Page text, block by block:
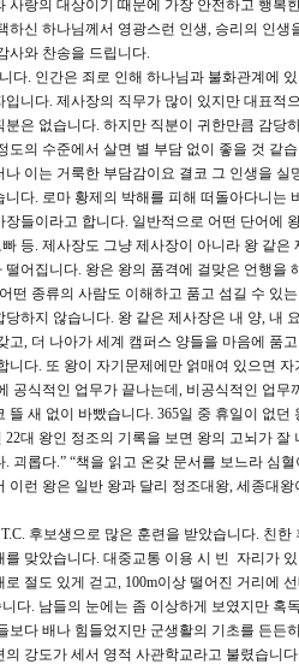
사랑의 대상이기 때문에 가장 안전하고 행복
하신 하나님께서 영광스런 인생, 승리의 인
사와 찬송을 드립니다.
다. 인간은 죄로 인해 하나님과 불화관계에
입니다. 제사장의 직무가 많이 있지만 대표
은 없습니다. 하지만 직분이 귀한만큼 감당
도의 수준에서 살면 별 부담 없이 좋을 것 같
나 이는 거룩한 부담감이요 결코 그 인생을
니다. 로마 황제의 박해를 피해 떠돌아다니
들이라고 합니다. 일반적으로 어떤 단어에
등. 제사장도 그냥 제사장이 아니라 왕 같
떨어집니다. 왕은 왕의 품격에 걸맞은 언행을
떤 종류의 사람도 이해하고 품고 섬길 수 있
당하지 않습니다. 왕 같은 제사장은 내 양, 내
고, 더 나아가 세계 캠퍼스 양들을 마음에 품
니다. 또 왕이 자기문제에만 얽매여 있으면
공식적인 업무가 끝나는데, 비공식적인 업
뜰 새 없이 바빴습니다. 365일 중 휴일이 없
대 왕인 정조의 기록을 보면 왕의 고뇌가
괴롭다.” “책을 읽고 온갖 문서를 보느라 심
이런 왕은 일반 왕과 달리 정조대왕, 세종대왕
후보생으로 많은 훈련을 받았습니다. 친
를 맞았습니다. 대중교통 이용 시 빈 자리가
절도 있게 걷고, 100m이상 떨어진 거리에
다. 남들의 눈에는 좀 이상하게 보였지만
보다 배나 힘들었지만 군생활의 기초를 든
의 강도가 세서 영적 사관학교라고 불렸습니